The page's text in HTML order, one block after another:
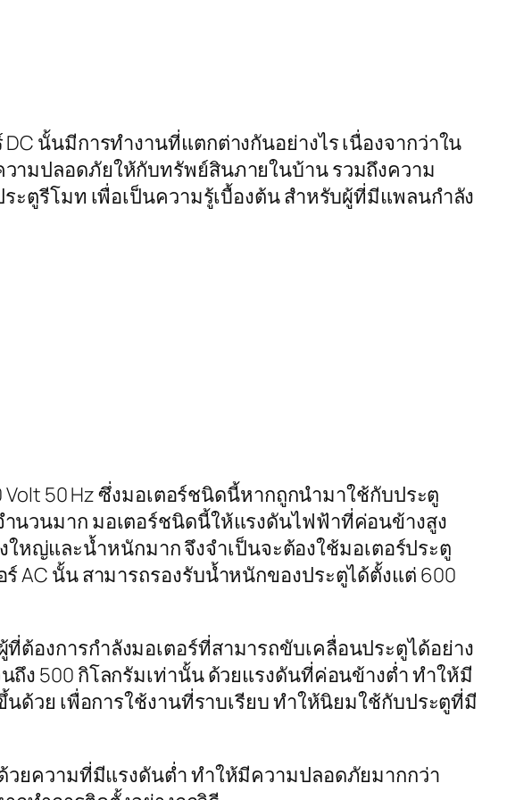
นั้นมีการทำงานที่แตกต่างกันอย่างไร เนื่องจากว่าใน
ามปลอดภัยให้กับทรัพย์สินภายในบ้าน รวมถึงความ
ะตูรีโมท เพื่อเป็นความรู้เบื้องต้น สำหรับผู้ที่มีแพลนกำลัง
50 Hz ซึ่งมอเตอร์ชนิดนี้หากถูกนำมาใช้กับประตู
ำนวนมาก มอเตอร์ชนิดนี้ให้แรงดันไฟฟ้าที่ค่อนข้างสูง
ญ่และน้ำหนักมาก จึงจำเป็นจะต้องใช้มอเตอร์ประตู
AC นั้น สามารถรองรับน้ำหนักของประตูได้ตั้งแต่ 600
ต้องการกำลังมอเตอร์ที่สามารถขับเคลื่อนประตูได้อย่าง
ง 500 กิโลกรัมเท่านั้น ด้วยแรงดันที่ค่อนข้างต่ำ ทำให้มี
ด้วย เพื่อการใช้งานที่ราบเรียบ ทำให้นิยมใช้กับประตูที่มี
วยความที่มีแรงดันต่ำ ทำให้มีความปลอดภัยมากกว่า